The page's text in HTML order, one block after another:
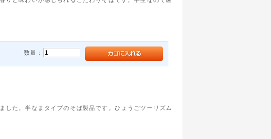
数量：
した。半なまタイプのそば製品です。ひょうごツーリズム